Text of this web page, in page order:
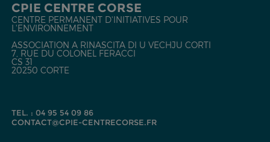
CPIE CENTRE CORSE
CENTRE PERMANENT D'INITIATIVES POUR
L'ENVIRONNEMENT
ASSOCIATION A RINASCITA DI U VECHJU CORTI
7, RUE DU COLONEL FERACCI
CS 31
20250 CORTE
TEL. : 04 95 54 09 86
CONTACT@CPIE-CENTRECORSE.FR